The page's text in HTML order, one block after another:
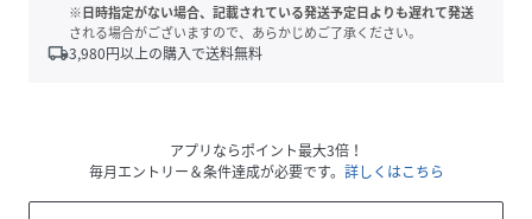
※日時指定がない場合、記載されている発送予定日よりも遅れて発送
される場合がございますので、あらかじめご了承ください。
local_shipping3,980円以上の購入で送料無料
アプリならポイント最大3倍！
毎月エントリー＆条件達成が必要です。 詳しくはこちら